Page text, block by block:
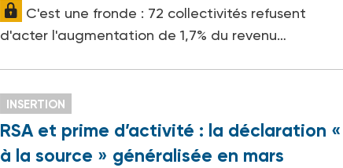
C'est une fronde : 72 collectivités refusent
d'acter l'augmentation de 1,7% du revenu…
INSERTION
RSA et prime d’activité : la déclaration «
à la source » généralisée en mars